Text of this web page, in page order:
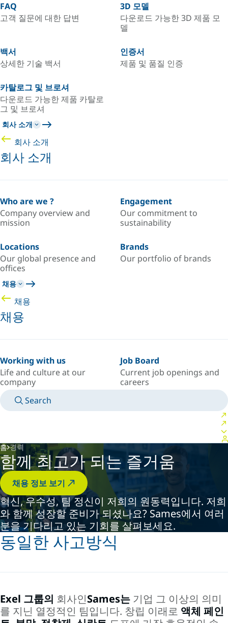
FAQ
고객 질문에 대한 답변
3D 모델
다운로드 가능한 3D 제품 모
델
백서
상세한 기술 백서
인증서
제품 및 품질 인증
카탈로그 및 브로셔
다운로드 가능한 제품 카탈로
그 및 브로셔
회사 소개
회사 소개
회사 소개
Who are we ?
Company overview and
mission
Engagement
Our commitment to
sustainability
Locations
Our global presence and
offices
Brands
Our portfolio of brands
채용
채용
채용
Working with us
Life and culture at our
company
Job Board
Current job openings and
careers
Search
홈 경력
함께 최고가 되는 즐거움
채용 정보 보기
혁신, 우수성, 팀 정신이 저희의 원동력입니다. 저희
와 함께 성장할 준비가 되셨나요? Sames에서 여러
분을 기다리고 있는 기회를 살펴보세요.
동일한 사고방식
Exel 그룹의 회사인Sames는 기업 그 이상의 의미
를 지닌 열정적인 팀입니다. 창립 이래로 액체 페인